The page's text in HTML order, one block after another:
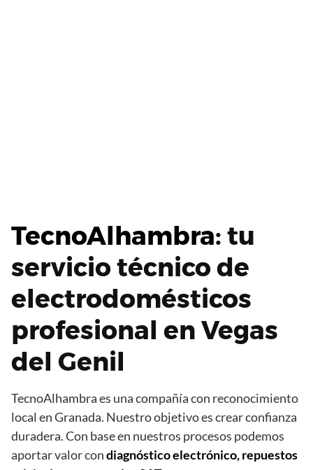
TecnoAlhambra: tu
servicio técnico de
electrodomésticos
profesional en Vegas
del Genil
TecnoAlhambra es una compañía con reconocimiento
local en Granada. Nuestro objetivo es crear confianza
duradera. Con base en nuestros procesos podemos
aportar valor condiagnóstico electrónico, repuestos